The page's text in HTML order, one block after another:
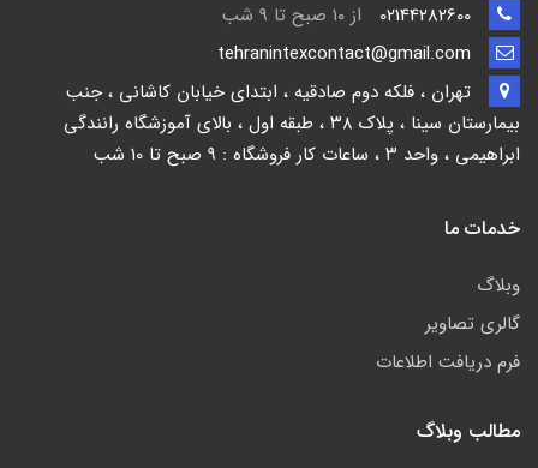
از ۱۰ صبح تا 9 شب
تهران ، فلکه دوم صادقیه ، ابتدای خیابان کاشانی ، جنب
بیمارستان سینا ، پلاک ۳۸ ، طبقه اول ، بالای آموزشگاه رانندگی
ابراهیمی ، واحد ۳ ، ساعات کار فروشگاه : 9 صبح تا 10 شب
خدمات ما
وبلاگ
گالری تصاویر
فرم دریافت اطلاعات
مطالب وبلاگ